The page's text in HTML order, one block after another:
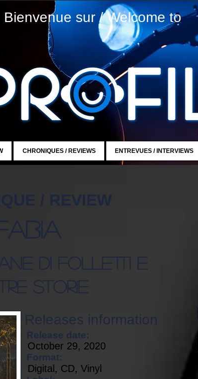
Bienvenue sur / Welcome to
CHRONIQUES / REVIEWS ENTREVUES / INTERVIEWS
/ REVIEW
Fabia
Di Folletti E
Storie
Releases information
Release date:
October 29, 2020
Format:
Digital, CD, Vinyl